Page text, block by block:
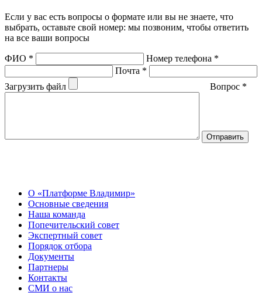
Если у вас есть вопросы о формате или вы не знаете, что
выбрать, оставьте свой номер: мы позвоним, чтобы ответить
на все ваши вопросы
ФИО * Номер телефона *
Почта *
Загрузить файл
Вопрос *
О «Платформе Владимир»
Основные сведения
Наша команда
Попечительский совет
Экспертный совет
Порядок отбора
Документы
Партнеры
Контакты
СМИ о нас